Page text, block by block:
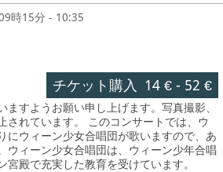
時15分 - 10:35
チケット購入 14 €- 52 €
ますようお願い申し上げます。写真撮影、
されています。 このコンサートでは、ウ
にウィーン少女合唱団が歌いますので、あ
ウィーン少女合唱団は、ウィーン少年合唱
宮殿で充実した教育を受けています。